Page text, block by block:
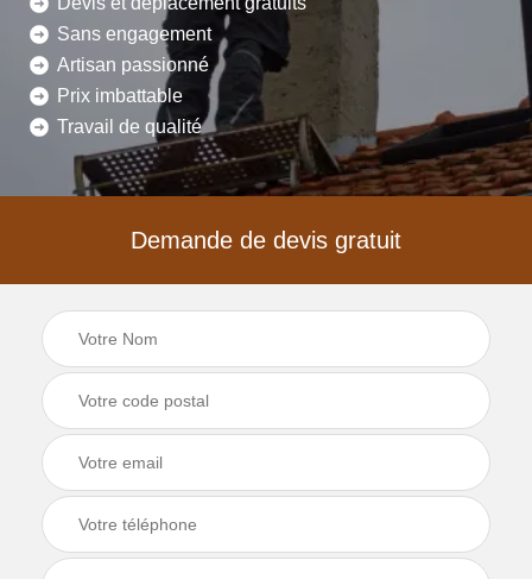
Sans engagement
Artisan passionné
Prix imbattable
Travail de qualité
Demande de devis gratuit